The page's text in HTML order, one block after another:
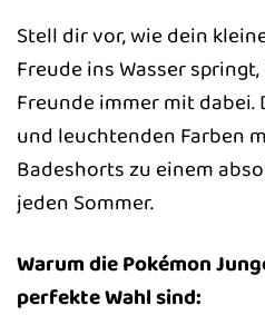
Stell dir vor, wie dein
Freude ins Wasser
Freunde immer mit
und leuchtenden Farben
Badeshorts zu einem
jeden Sommer.
Warum die Pokémon
perfekte Wahl sind: